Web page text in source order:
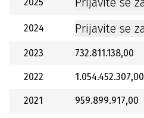
2024 Prijavite se
2023 732.811.138,00
2022 1.054.452.307,00
2021 959.899.917,00